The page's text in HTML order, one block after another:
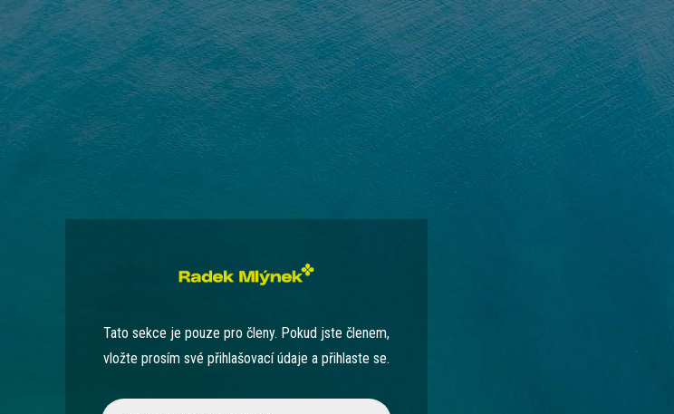
Tato sekce je pouze pro členy. Pokud jste členem,
vložte prosím své přihlašovací údaje a přihlaste se.